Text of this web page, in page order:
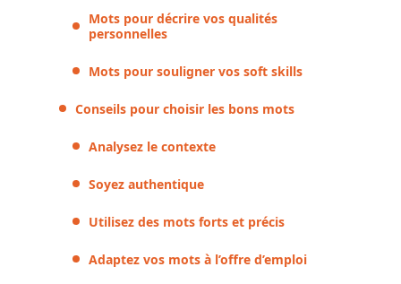
Mots pour décrire vos qualités
personnelles
Mots pour souligner vos soft skills
Conseils pour choisir les bons mots
Analysez le contexte
Soyez authentique
Utilisez des mots forts et précis
Adaptez vos mots à l’offre d’emploi